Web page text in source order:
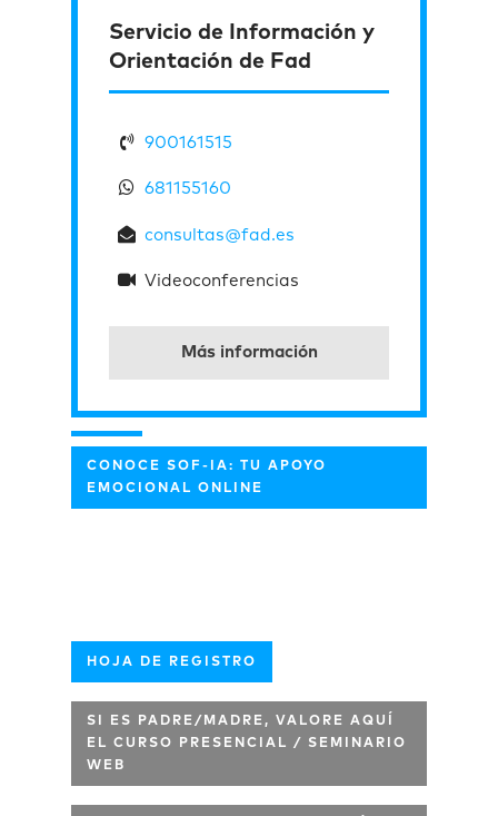
Servicio de Información y
Orientación de Fad
900161515
681155160
consultas@fad.es
Videoconferencias
Más información
CONOCE SOF-IA: TU APOYO
EMOCIONAL ONLINE
HOJA DE REGISTRO
SI ES PADRE/MADRE, VALORE AQUÍ
EL CURSO PRESENCIAL / SEMINARIO
WEB